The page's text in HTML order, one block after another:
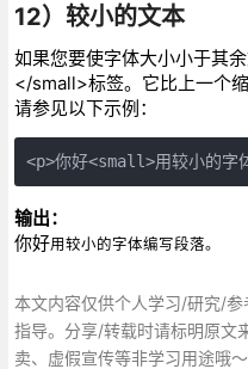
12）较小的文本
如果您要使字体大小小于其
</small>标签。它比上一个缩
请参见以下示例：
<p>你好<small>用较小的
输出：
你好用较小的字体编写段落。
本文内容仅供个人学习/研究/
指导。分享/转载时请标明原文
卖、虚假宣传等非学习用途哦